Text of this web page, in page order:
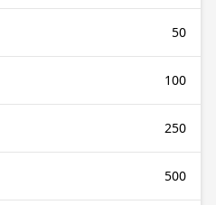
50
100
250
500